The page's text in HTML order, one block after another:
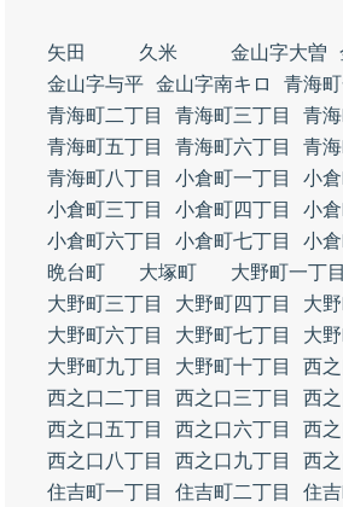
矢田 久米 金山字大曽
金山字与平 金山字南キロ
青海
青海町二丁目
青海町三丁目
青
青海町五丁目
青海町六丁目
青
青海町八丁目
小倉町一丁目
小
小倉町三丁目
小倉町四丁目
小
小倉町六丁目
小倉町七丁目
小
晩台町
大塚町 大野町一丁目
大野町三丁目
大野町四丁目
大
大野町六丁目
大野町七丁目
大
大野町九丁目
大野町十丁目
西
西之口二丁目
西之口三丁目
西
西之口五丁目
西之口六丁目
西
西之口八丁目
西之口九丁目
西
住吉町一丁目
住吉町二丁目
住